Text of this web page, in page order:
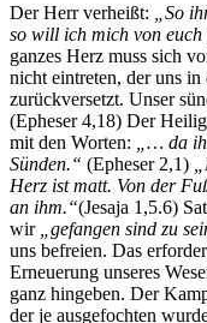
Der Herr verheißt:
„So
so will ich mich von euch
ganzes Herz muss sich
nicht eintreten, der uns
zurückversetzt. Unser
(Epheser 4,18) Der
mit den Worten:
„… da
Sünden.“ (Epheser 2,1)
Herz ist matt. Von der
an ihm.“(Jesaja 1,5.6)
wir
„gefangen sind zu
uns befreien. Das
Erneuerung unseres
ganz hingeben. Der
der je ausgefochten